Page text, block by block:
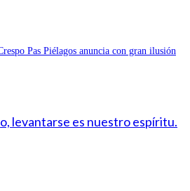
Pas Piélagos anuncia con gran ilusión
levantarse es nuestro espíritu.